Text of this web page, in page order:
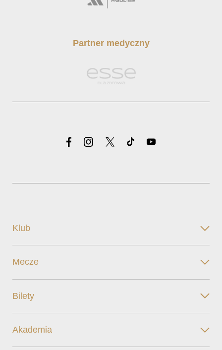
Partner medyczny
Klub
Mecze
Bilety
Akademia